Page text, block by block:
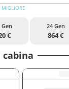
MIGLIORE
Gen
€
24 Gen
864 €
cabina
Ricerca